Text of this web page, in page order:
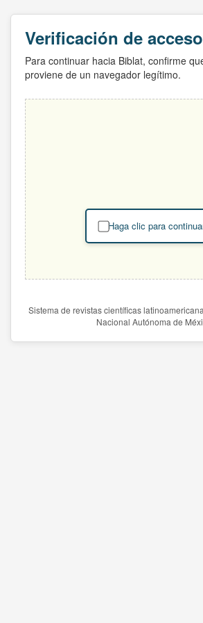
Verificación de acceso
Para continuar hacia Biblat, confirme
proviene de un navegador legítimo.
Haga clic para
Sistema de revistas científicas
Nacional Autónoma de